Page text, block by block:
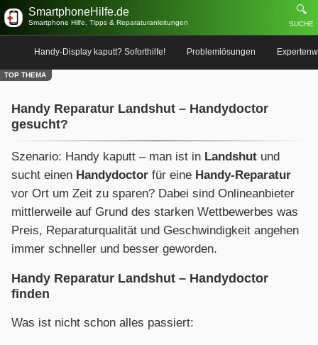
SmartphoneHilfe.de
Smartphone Hilfe, Tipps & Reparaturanleitungen
🔍
SUCHE
Handy-Display kaputt? Soforthilfe! Problemlösungen
TOP THEMA
Handy Reparatur Landshut – Handydoctor
gesucht?
Szenario: Handy kaputt – man ist in Landshut und
sucht einen Handydoctor für eine Handy-Reparatur
vor Ort um Zeit zu sparen? Dabei sind Onlineanbieter
mittlerweile auf Grund des starken Wettbewerbes was
Preis, Reparaturqualität und Geschwindigkeit angehen
immer schneller und besser geworden.
Handy Reparatur Landshut – Handydoctor
finden
Was ist nicht schon alles passiert: